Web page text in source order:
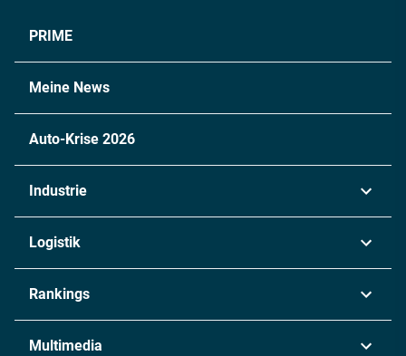
PRIME
Meine News
Auto-Krise 2026
Industrie
Chemie
Metall
Logistik
Rankings
Multimedia